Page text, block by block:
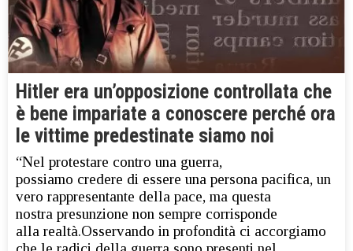
Hitler era un’opposizione controllata che
è bene impariate a conoscere perché ora
le vittime predestinate siamo noi
“Nel protestare contro una guerra,
possiamo credere di essere una persona pacifica, un
vero rappresentante della pace, ma questa
nostra presunzione non sempre corrisponde
alla realtà.Osservando in profondità ci accorgiamo